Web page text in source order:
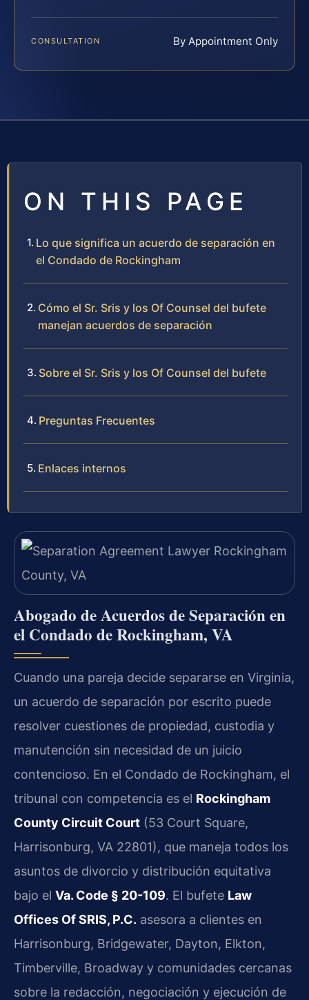
CONSULTATION By Appointment Only
ON THIS PAGE
Lo que significa un acuerdo de separación en
el Condado de Rockingham
Cómo el Sr. Sris y los Of Counsel del bufete
manejan acuerdos de separación
Sobre el Sr. Sris y los Of Counsel del bufete
Preguntas Frecuentes
Enlaces internos
Abogado de Acuerdos de Separación en
el Condado de Rockingham, VA
Cuando una pareja decide separarse en Virginia,
un acuerdo de separación por escrito puede
resolver cuestiones de propiedad, custodia y
manutención sin necesidad de un juicio
contencioso. En el Condado de Rockingham, el
tribunal con competencia es el Rockingham
County Circuit Court (53 Court Square,
Harrisonburg, VA 22801), que maneja todos los
asuntos de divorcio y distribución equitativa
bajo el Va. Code § 20-109. El bufete Law
Offices Of SRIS, P.C. asesora a clientes en
Harrisonburg, Bridgewater, Dayton, Elkton,
Timberville, Broadway y comunidades cercanas
sobre la redacción, negociación y ejecución de